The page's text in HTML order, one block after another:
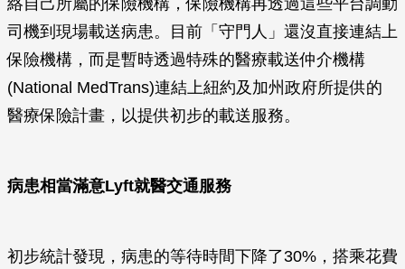
絡自己所屬的保險機構，保險機構再透過這些平台調動
司機到現場載送病患。目前「守門人」還沒直接連結上
保險機構，而是暫時透過特殊的醫療載送仲介機構
(National MedTrans)連結上紐約及加州政府所提供的
醫療保險計畫，以提供初步的載送服務。
病患相當滿意Lyft就醫交通服務
初步統計發現，病患的等待時間下降了30%，搭乘花費